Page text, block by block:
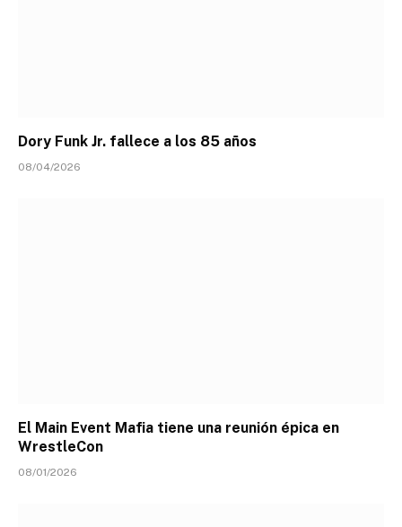
Dory Funk Jr. fallece a los 85 años
08/04/2026
El Main Event Mafia tiene una reunión épica en
WrestleCon
08/01/2026